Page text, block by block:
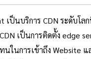
เป็นบริการ CDN ระดับโล
เป็นการติดตั้ง edge
ในการเข้าถึง Website แ